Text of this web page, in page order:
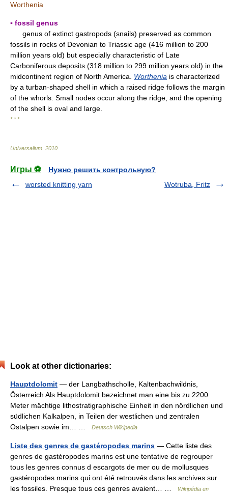
Worthenia
▪ fossil genus
genus of extinct gastropods (snails) preserved as common
fossils in rocks of Devonian to Triassic age (416 million to 200
million years old) but especially characteristic of Late
Carboniferous deposits (318 million to 299 million years old) in the
midcontinent region of North America. Worthenia is characterized
by a turban-shaped shell in which a raised ridge follows the margin
of the whorls. Small nodes occur along the ridge, and the opening
of the shell is oval and large.
* * *
Universalium 2010
Игры ⚽
Нужно решить контрольную?
worsted knitting yarn
Wotruba, Fritz
Look at other dictionaries:
Hauptdolomit — der Langbathscholle, Kaltenbachwildnis,
Österreich Als Hauptdolomit bezeichnet man eine bis zu 2200
Meter mächtige lithostratigraphische Einheit in den nördlichen und
südlichen Kalkalpen, in Teilen der westlichen und zentralen
Ostalpen sowie im… …
Deutsch Wikipedia
Liste des genres de gastéropodes marins — Cette liste des
genres de gastéropodes marins est une tentative de regrouper
tous les genres connus d escargots de mer ou de mollusques
gastéropodes marins qui ont été retrouvés dans les archives sur
les fossiles. Presque tous ces genres avaient… …
Wikipédia en